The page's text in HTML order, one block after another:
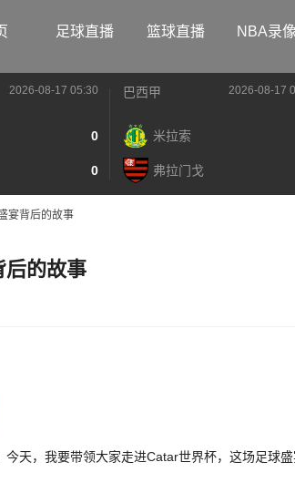
足球直播 篮球直播 NBA录像
2026-08-17 05:30
0
0
巴西甲 2026-08-17
米拉索
弗拉门戈
宴背后的故事
后的故事
天，我要带领大家走进Catar世界杯，这场足球盛